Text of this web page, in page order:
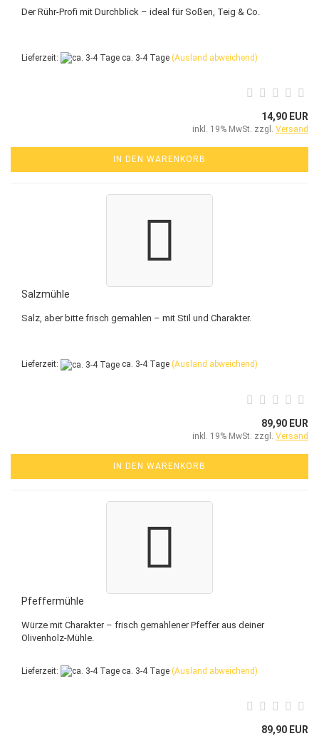
Der Rühr-Profi mit Durchblick – ideal für Soßen, Teig & Co.
Lieferzeit: ca. 3-4 Tage (Ausland abweichend)
14,90 EUR
inkl. 19% MwSt. zzgl. Versand
IN DEN WARENKORB
Salzmühle
Salz, aber bitte frisch gemahlen – mit Stil und Charakter.
Lieferzeit: ca. 3-4 Tage (Ausland abweichend)
89,90 EUR
inkl. 19% MwSt. zzgl. Versand
IN DEN WARENKORB
Pfeffermühle
Würze mit Charakter – frisch gemahlener Pfeffer aus deiner
Olivenholz-Mühle.
Lieferzeit: ca. 3-4 Tage (Ausland abweichend)
89,90 EUR